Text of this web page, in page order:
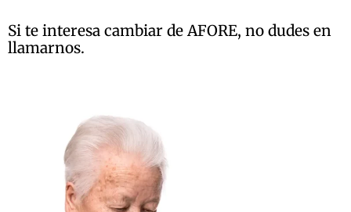
Si te interesa cambiar de AFORE, no dudes en
llamarnos.